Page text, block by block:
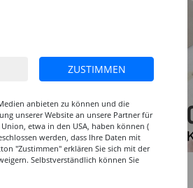
ZUSTIMMEN
anbieten zu können und die
unserer Website an unsere Partner für
etwa in den USA, haben können (
werden, dass Ihre Daten mit
"Zustimmen" erklären Sie sich mit der
Selbstverständlich können Sie